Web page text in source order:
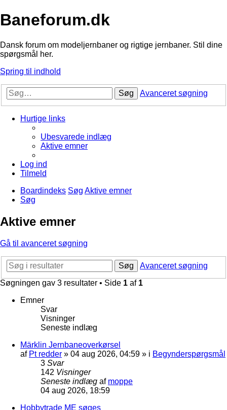
Baneforum.dk
Dansk forum om modeljernbaner og rigtige jernbaner. Stil dine
spørgsmål her.
Spring til indhold
Søg Avanceret søgning
Hurtige links
Ubesvarede indlæg
Aktive emner
Log ind
Tilmeld
Boardindeks Søg Aktive emner
Søg
Aktive emner
Gå til avanceret søgning
Søg
Avanceret søgning
Søgningen gav 3 resultater • Side 1 af 1
Emner
Svar
Visninger
Seneste indlæg
Märklin Jernbaneoverkørsel
af Pt redder » 04 aug 2026, 04:59 » i Begynderspørgsmål
3 Svar
142 Visninger
Seneste indlæg af moppe
04 aug 2026, 18:59
Hobbytrade ME søges